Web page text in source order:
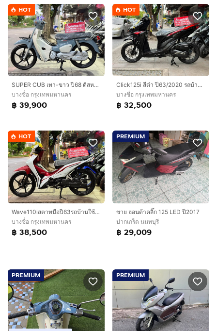
HOT
SUPER CUB เทา-ขาว ปี68 ดิสหน้า-หลังดั้ม
บางซื่อ กรุงเทพมหานคร
฿ 39,900
HOT
Click125i สีดำ ปี63/2020 รถบ้านมือเดียว
บางซื่อ กรุงเทพมหานคร
฿ 32,500
HOT
Wave110iสตาทมือปี63รถบ้านใช้งานเอง
บางซื่อ กรุงเทพมหานคร
฿ 38,500
PREMIUM
ขาย ฮอนด้าคลิ๊ก 125 LED ปี2017
ปากเกร็ด นนทบุรี
฿ 29,009
PREMIUM PREMIUM